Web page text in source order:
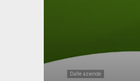
Dalle aziende